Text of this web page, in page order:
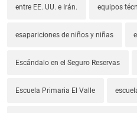
entre EE. UU. e Irán. equipos
esapariciones de niños y niñas
Escándalo en el Seguro Reservas
Escuela Primaria El Valle